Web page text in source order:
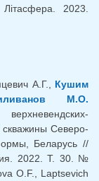
Лiтасфера. 2023.
А.Г., Кушим
М.О.
скважины Северо-
Беларусь //
2022. Т. 30. №
O.F., Laptsevich